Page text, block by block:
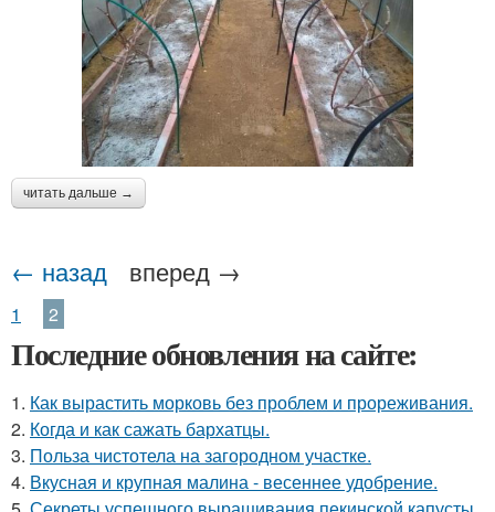
читать дальше →
← назад вперед →
1 2
Последние обновления на сайте:
1. Как вырастить морковь без проблем и прореживания.
2. Когда и как сажать бархатцы.
3. Польза чистотела на загородном участке.
4. Вкусная и крупная малина - весеннее удобрение.